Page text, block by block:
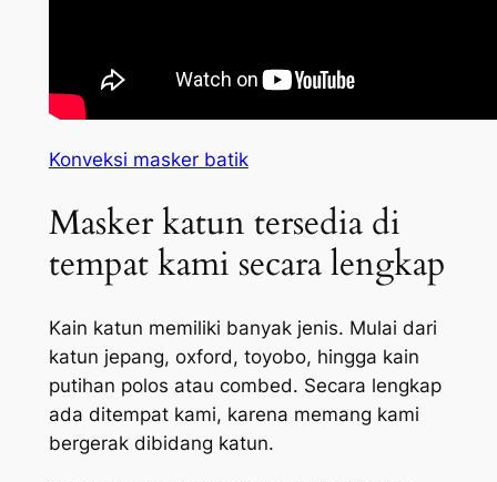
Konveksi masker batik
Masker katun tersedia di
tempat kami secara lengkap
Kain katun memiliki banyak jenis. Mulai dari
katun jepang, oxford, toyobo, hingga kain
putihan polos atau combed. Secara lengkap
ada ditempat kami, karena memang kami
bergerak dibidang katun.